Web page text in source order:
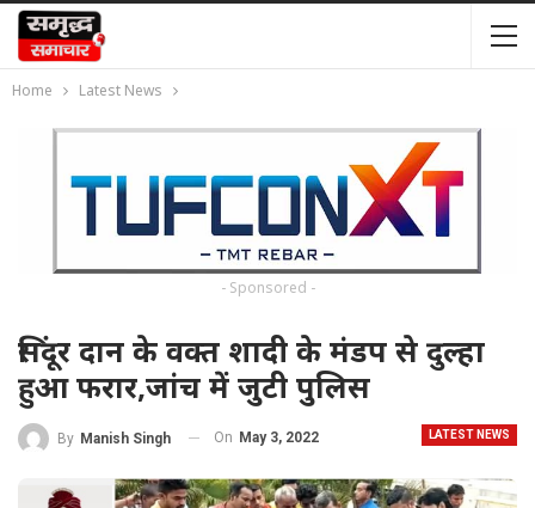
Home Latest News
- Sponsored -
सिंदूर दान के वक्त शादी के मंडप से दुल्हा
हुआ फरार,जांच में जुटी पुलिस
LATEST NEWS
By Manish Singh On May 3, 2022